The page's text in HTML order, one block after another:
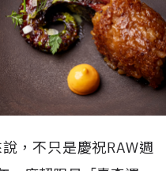
，不只是慶祝RAW週